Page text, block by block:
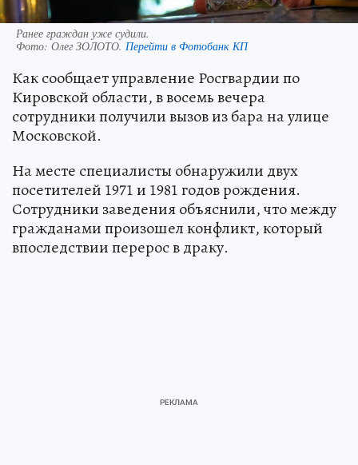
Ранее граждан уже судили.
Фото: Олег ЗОЛОТО. Перейти в Фотобанк КП
Как сообщает управление Росгвардии по
Кировской области, в восемь вечера
сотрудники получили вызов из бара на улице
Московской.
На месте специалисты обнаружили двух
посетителей 1971 и 1981 годов рождения.
Сотрудники заведения объяснили, что между
гражданами произошел конфликт, который
впоследствии перерос в драку.